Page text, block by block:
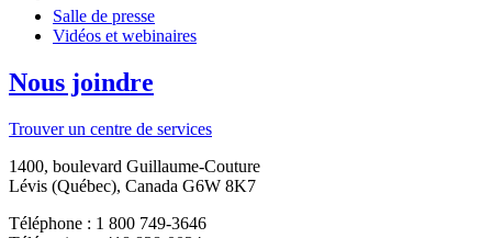
Salle de presse
Vidéos et webinaires
Nous joindre
Trouver un centre de services
1400, boulevard Guillaume-Couture
Lévis (Québec), Canada G6W 8K7
Téléphone : 1 800 749-3646